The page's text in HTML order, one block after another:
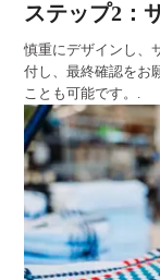
ステップ2：
慎重にデザインし、
付し、最終確認をお
ことも可能です。.